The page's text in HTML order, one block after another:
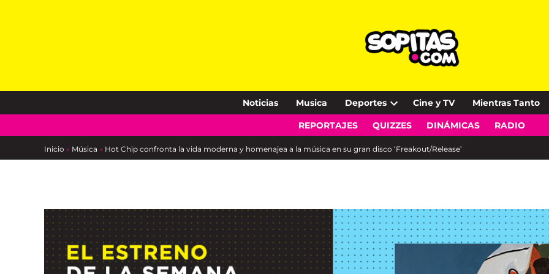
Noticias Musica Deportes
Open
dropdown
Cine y TV Mientras Tanto
REPORTAJES QUIZZES DINÁMICAS RADIO
Inicio » Música » Hot Chip confronta la vida moderna y homenajea a la música en su gran disco ‘Freakout/Release’